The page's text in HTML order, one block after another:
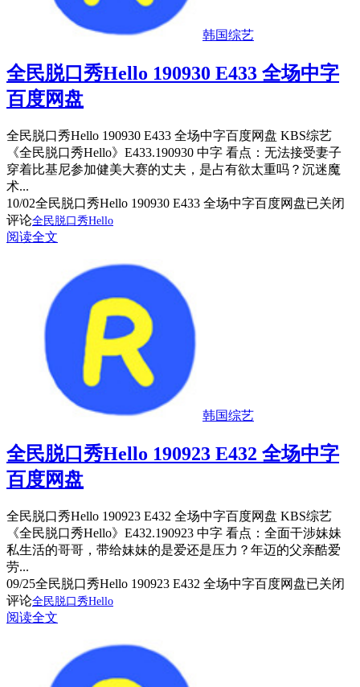
韩国综艺
全民脱口秀Hello 190930 E433 全场中字
百度网盘
全民脱口秀Hello 190930 E433 全场中字百度网盘 KBS综艺
《全民脱口秀Hello》E433.190930 中字 看点：无法接受妻子
穿着比基尼参加健美大赛的丈夫，是占有欲太重吗？沉迷魔
术...
10/02全民脱口秀Hello 190930 E433 全场中字百度网盘已关闭
评论全民脱口秀Hello
阅读全文
韩国综艺
全民脱口秀Hello 190923 E432 全场中字
百度网盘
全民脱口秀Hello 190923 E432 全场中字百度网盘 KBS综艺
《全民脱口秀Hello》E432.190923 中字 看点：全面干涉妹妹
私生活的哥哥，带给妹妹的是爱还是压力？年迈的父亲酷爱
劳...
09/25全民脱口秀Hello 190923 E432 全场中字百度网盘已关闭
评论全民脱口秀Hello
阅读全文